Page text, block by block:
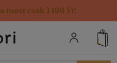
most csak 1499 Ft!
adatai